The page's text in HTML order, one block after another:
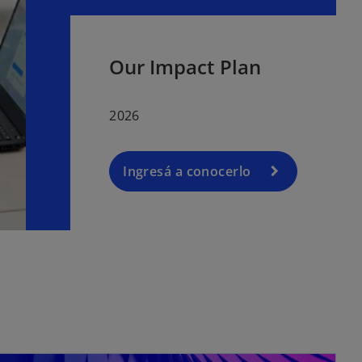
Our Impact Plan
2026
Ingresá a conocerlo